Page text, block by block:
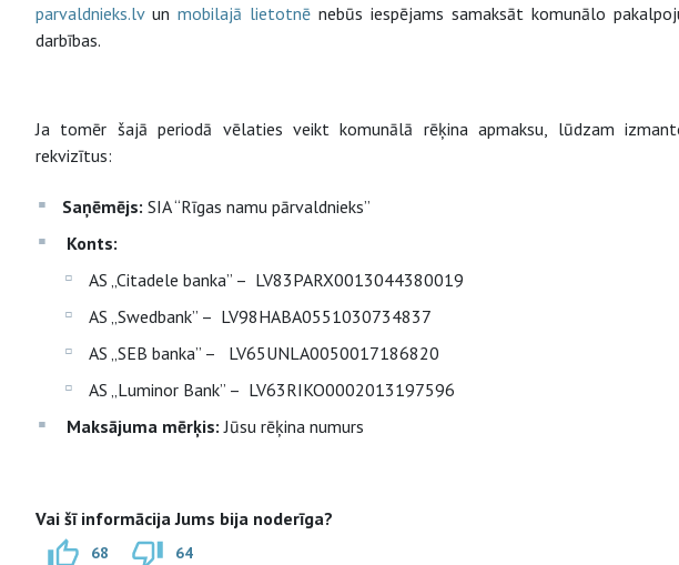
parvaldnieks.lvun mobilajā lietotnēnebūs iespējams samaksāt komunālo
darbības.
Ja tomēr šajā periodā vēlaties veikt komunālā rēķina apmaksu, lūdzam
rekvizītus:
Saņēmējs: SIA “Rīgas namu pārvaldnieks”
Konts:
AS „Citadele banka” – LV83PARX0013044380019
AS „Swedbank” – LV98HABA0551030734837
AS „SEB banka” – LV65UNLA0050017186820
AS „Luminor Bank” – LV63RIKO0002013197596
Maksājuma mērķis: Jūsu rēķina numurs
Vai šī informācija Jums bija noderīga?
68 64